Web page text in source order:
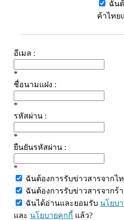
ฉัน
ค้าไทย
อีเมล :
*
ชื่อนามแฝง :
*
รหัสผ่าน :
*
ยืนยันรหัสผ่าน :
*
ฉันต้องการรับข่าวสารจากไ
ฉันต้องการรับข่าวสารจากร้
ฉันได้อ่านและยอมรับ นโยบ
และ นโยบายคุกกี้ แล้ว?